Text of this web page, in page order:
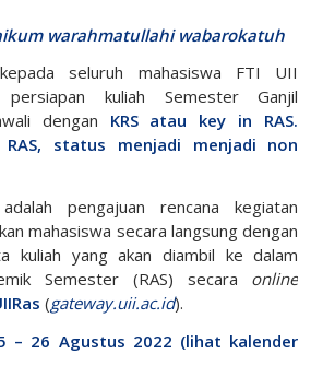
warahmatullahi wabarokatuh
seluruh mahasiswa FTI UII
kuliah Semester Ganjil
dengan KRS atau key in RAS.
RAS, status menjadi menjadi non
adalah pengajuan rencana kegiatan
mahasiswa secara langsung dengan
kuliah yang akan diambil ke dalam
Semester (RAS) secara online
(gateway.uii.ac.id).
– 26 Agustus 2022 (lihat kalender